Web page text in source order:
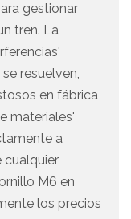
gestionar
tren. La
resuelven,
en fábrica
materiales'
a
cualquier
M6 en
los precios